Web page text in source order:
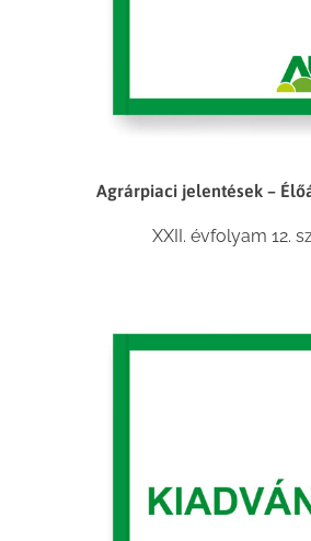
Agrárpiaci jelentések –
XXII. évfolyam 12.